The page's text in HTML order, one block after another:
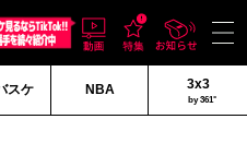
スケ NBA 3x3
by 361°